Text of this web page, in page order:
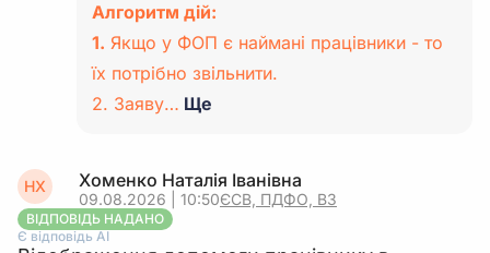
Алгоритм дій:
1. Якщо у ФОП є наймані працівники - то
їх потрібно звільнити.
2. Заяву… Ще
НХ Хоменко Наталія Іванівна
09.08.2026 | 10:50ЄСВ, ПДФО, ВЗ
ВІДПОВІДЬ НАДАНО
Є відповідь АІ